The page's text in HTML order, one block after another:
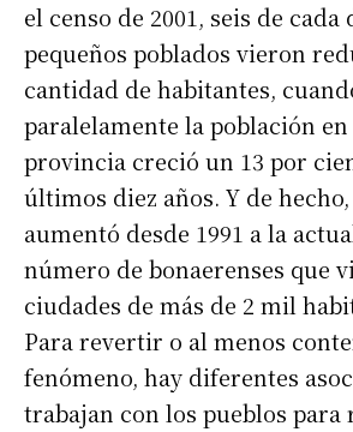
el censo de 2001, seis de cada
pequeños poblados vieron
cantidad de habitantes,
paralelamente la población
provincia creció un 13 por
últimos diez años. Y de
aumentó desde 1991 a la
número de bonaerenses que
ciudades de más de 2 mil
Para revertir o al menos
fenómeno, hay diferentes
trabajan con los pueblos para